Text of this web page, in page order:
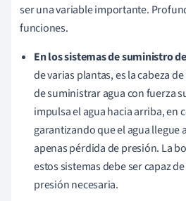
ser una variable importante.
funciones.
En los sistemas de suministro
de varias plantas, es la cabeza
de suministrar agua con fuerza
impulsa el agua hacia arriba, en
garantizando que el agua llegue
apenas pérdida de presión. La
estos sistemas debe ser capaz
presión necesaria.